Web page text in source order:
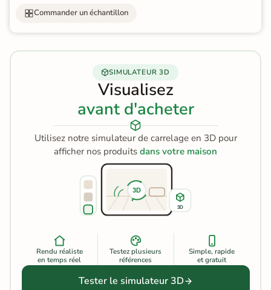
Commander un échantillon
SIMULATEUR 3D
Visualisez
avant d'acheter
Utilisez notre simulateur de carrelage en 3D pour
afficher nos produits dans votre maison
3D
3D
Rendu réaliste
en temps réel
Testez plusieurs
références
Simple, rapide
et gratuit
Tester le simulateur 3D